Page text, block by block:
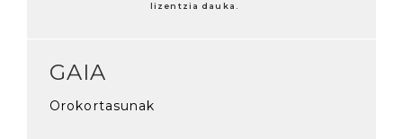
lizentzia dauka.
GAIA
Orokortasunak